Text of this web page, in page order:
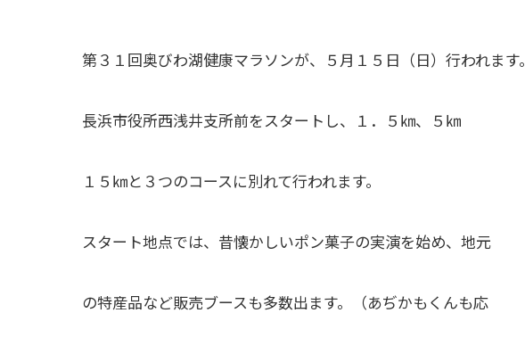
第３１回奥びわ湖健康マラソンが、５月１５日（日）行われます。
長浜市役所西浅井支所前をスタートし、１．５㎞、５㎞
１５㎞と３つのコースに別れて行われます。
スタート地点では、昔懐かしいポン菓子の実演を始め、地元
の特産品など販売ブースも多数出ます。（あぢかもくんも応